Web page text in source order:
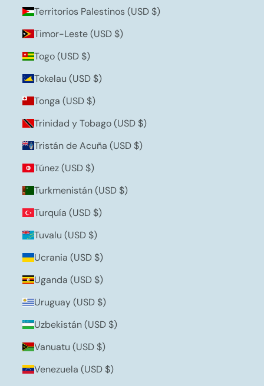
Territorios Palestinos (USD $)
Timor-Leste (USD $)
Togo (USD $)
Tokelau (USD $)
Tonga (USD $)
Trinidad y Tobago (USD $)
Tristán de Acuña (USD $)
Túnez (USD $)
Turkmenistán (USD $)
Turquía (USD $)
Tuvalu (USD $)
Ucrania (USD $)
Uganda (USD $)
Uruguay (USD $)
Uzbekistán (USD $)
Vanuatu (USD $)
Venezuela (USD $)